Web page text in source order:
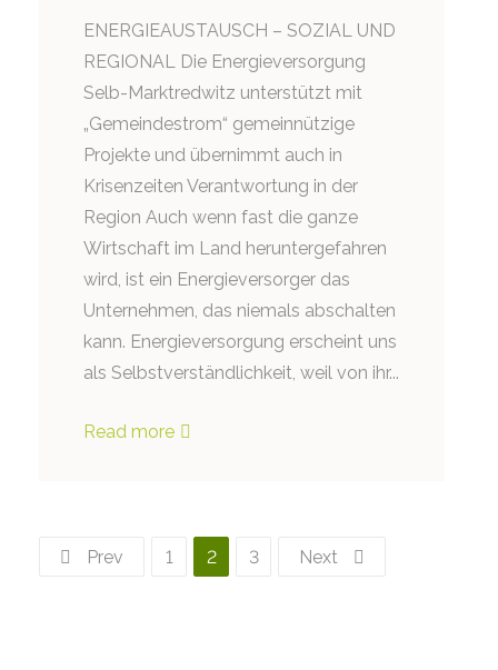
ENERGIEAUSTAUSCH – SOZIAL UND
REGIONAL Die Energieversorgung
Selb-Marktredwitz unterstützt mit
„Gemeindestrom“ gemeinnützige
Projekte und übernimmt auch in
Krisenzeiten Verantwortung in der
Region Auch wenn fast die ganze
Wirtschaft im Land heruntergefahren
wird, ist ein Energieversorger das
Unternehmen, das niemals abschalten
kann. Energieversorgung erscheint uns
als Selbstverständlichkeit, weil von ihr...
Read more
Prev 1 2 3 Next